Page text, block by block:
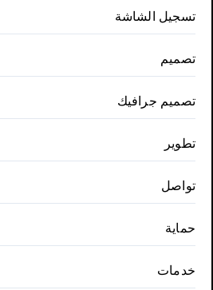
تسجيل الشاشة
تصميم
تصميم جرافيك
تطوير
تواصل
حماية
خدمات